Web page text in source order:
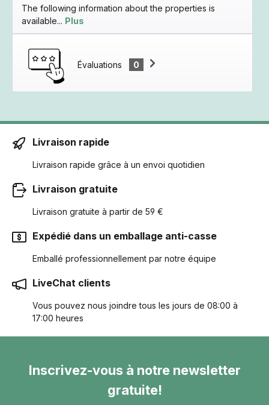
The following information about the properties is
available... Plus
Évaluations 0
Livraison rapide
Livraison rapide grâce à un envoi quotidien
Livraison gratuite
Livraison gratuite à partir de 59 €
Expédié dans un emballage anti-casse
Emballé professionnellement par notre équipe
LiveChat clients
Vous pouvez nous joindre tous les jours de 08:00 à
17:00 heures
Inscrivez-vous à notre newsletter
gratuite!